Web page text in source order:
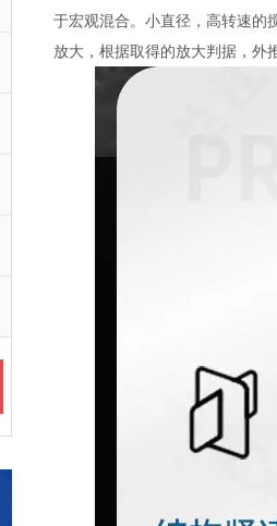
于宏观混合。小直径，高转速的
放大，根据取得的放大判据，外